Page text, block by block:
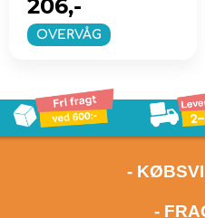
OVERVÅG
206,-
-
-